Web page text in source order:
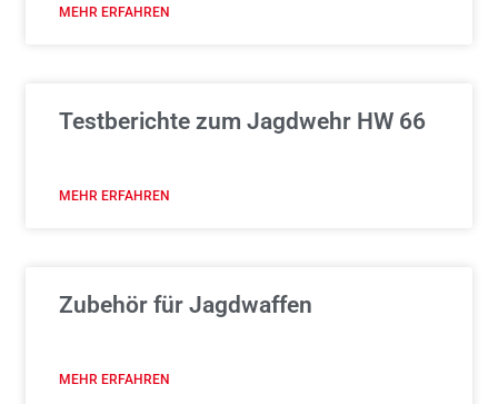
MEHR ERFAHREN
Testberichte zum Jagdwehr HW 66
MEHR ERFAHREN
Zubehör für Jagdwaffen
MEHR ERFAHREN